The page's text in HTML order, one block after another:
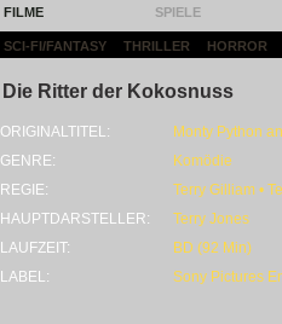
FILME SPIELE
SCI-FI/FANTASY THRILLER HORROR
Die Ritter der Kokosnuss
ORIGINALTITEL:
Monty Python
GENRE:
Komödie
REGIE:
Terry Gilliam •
HAUPTDARSTELLER:
Terry Jones
LAUFZEIT:
BD (92 Min)
LABEL:
Sony Pictures